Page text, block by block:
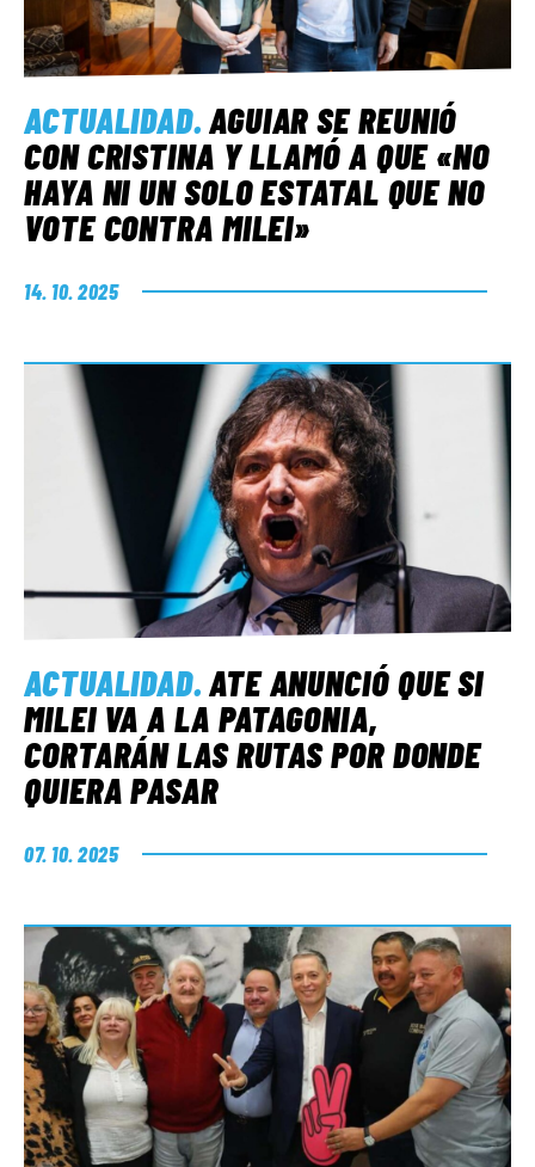
ACTUALIDAD.AGUIAR SE REUNIÓ
CON CRISTINA Y LLAMÓ A QUE «NO
HAYA NI UN SOLO ESTATAL QUE NO
VOTE CONTRA MILEI»
14. 10. 2025
ACTUALIDAD.ATE ANUNCIÓ QUE SI
MILEI VA A LA PATAGONIA,
CORTARÁN LAS RUTAS POR DONDE
QUIERA PASAR
07. 10. 2025